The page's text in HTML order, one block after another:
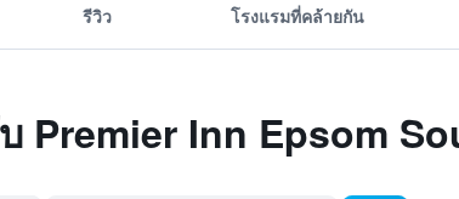
รีวิว โรงแรมที่คล้ายกัน
Premier Inn Epsom